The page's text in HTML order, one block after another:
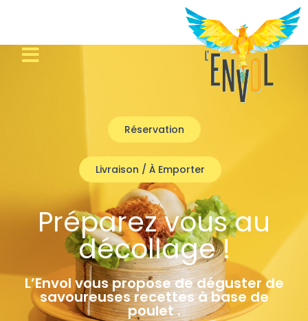
Réservation
Livraison / À Emporter
Préparez vous au
décollage !
L’Envol vous propose de déguster de
savoureuses recettes à base de
poulet .